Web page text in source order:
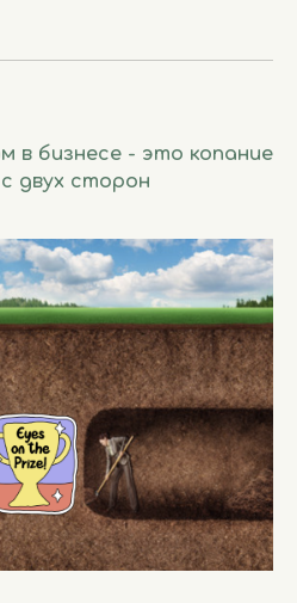
в бизнесе - это копание
двух сторон